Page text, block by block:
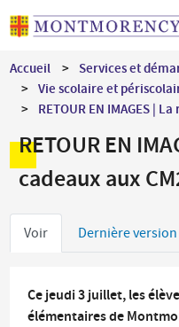
Accueil Services et
Vie scolaire et
RETOUR EN IMAGES |
RETOUR EN
cadeaux aux
Onglets
Voir Dernière version
Ce jeudi 3 juillet, les
élémentaires de